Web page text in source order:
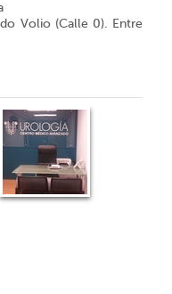
Volio (Calle 0). Entre